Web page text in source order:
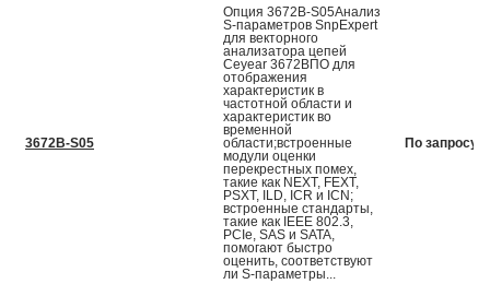
3672B-S05
Опция 3672B-S05Анализ
S-параметров SnpExpert
для векторного
анализатора цепей
Ceyear 3672ВПО для
отображения
характеристик в
частотной области и
характеристик во
временной
области;встроенные
модули оценки
перекрестных помех,
такие как NEXT, FEXT,
PSXT, ILD, ICR и ICN;
встроенные стандарты,
такие как IEEE 802.3,
PCIe, SAS и SATA,
помогают быстро
оценить, соответствуют
ли S-параметры...
По запросу